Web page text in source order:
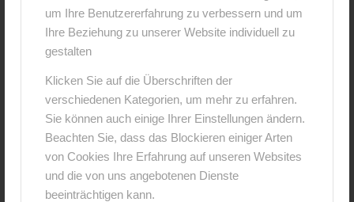
um Ihre Benutzererfahrung zu verbessern und um
Ihre Beziehung zu unserer Website individuell zu
gestalten
Klicken Sie auf die Überschriften der
verschiedenen Kategorien, um mehr zu erfahren.
Sie können auch einige Ihrer Einstellungen ändern.
Beachten Sie, dass das Blockieren einiger Arten
von Cookies Ihre Erfahrung auf unseren Websites
und die von uns angebotenen Dienste
beeinträchtigen kann.
Hinterlasse einen Kommentar
An der Diskussion beteiligen?
Name*
E-Mail-Adresse*